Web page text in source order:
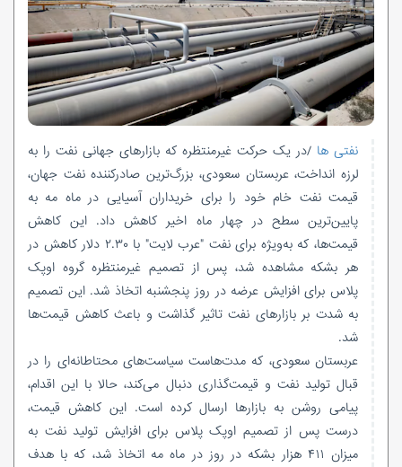
نفتی ها /در یک حرکت غیرمنتظره که بازارهای جهانی نفت را به
لرزه انداخت، عربستان سعودی، بزرگ‌ترین صادرکننده نفت جهان،
قیمت نفت خام خود را برای خریداران آسیایی در ماه مه به
پایین‌ترین سطح در چهار ماه اخیر کاهش داد. این کاهش
قیمت‌ها، که به‌ویژه برای نفت "عرب لایت" با ۲.۳۰ دلار کاهش در
هر بشکه مشاهده شد، پس از تصمیم غیرمنتظره گروه اوپک
پلاس برای افزایش عرضه در روز پنجشنبه اتخاذ شد. این تصمیم
به شدت بر بازارهای نفت تاثیر گذاشت و باعث کاهش قیمت‌ها
شد.
عربستان سعودی، که مدت‌هاست سیاست‌های محتاطانه‌ای را در
قبال تولید نفت و قیمت‌گذاری دنبال می‌کند، حالا با این اقدام،
پیامی روشن به بازارها ارسال کرده است. این کاهش قیمت،
درست پس از تصمیم اوپک پلاس برای افزایش تولید نفت به
میزان ۴۱۱ هزار بشکه در روز در ماه مه اتخاذ شد، که با هدف